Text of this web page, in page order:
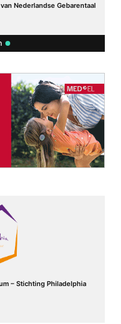
Nederlandse Gebarentaal
– Stichting Philadelphia